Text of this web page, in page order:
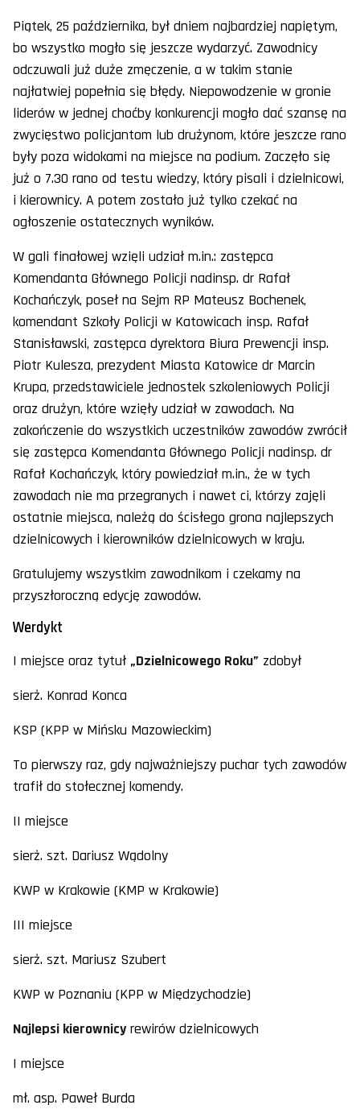
Piątek, 25 października, był dniem najbardziej napiętym,
bo wszystko mogło się jeszcze wydarzyć. Zawodnicy
odczuwali już duże zmęczenie, a w takim stanie
najłatwiej popełnia się błędy. Niepowodzenie w gronie
liderów w jednej choćby konkurencji mogło dać szansę na
zwycięstwo policjantom lub drużynom, które jeszcze rano
były poza widokami na miejsce na podium. Zaczęło się
już o 7.30 rano od testu wiedzy, który pisali i dzielnicowi,
i kierownicy. A potem zostało już tylko czekać na
ogłoszenie ostatecznych wyników.
W gali finałowej wzięli udział m.in.: zastępca
Komendanta Głównego Policji nadinsp. dr Rafał
Kochańczyk, poseł na Sejm RP Mateusz Bochenek,
komendant Szkoły Policji w Katowicach insp. Rafał
Stanisławski, zastępca dyrektora Biura Prewencji insp.
Piotr Kulesza, prezydent Miasta Katowice dr Marcin
Krupa, przedstawiciele jednostek szkoleniowych Policji
oraz drużyn, które wzięły udział w zawodach. Na
zakończenie do wszystkich uczestników zawodów zwrócił
się zastępca Komendanta Głównego Policji nadinsp. dr
Rafał Kochańczyk, który powiedział m.in., że w tych
zawodach nie ma przegranych i nawet ci, którzy zajęli
ostatnie miejsca, należą do ścisłego grona najlepszych
dzielnicowych i kierowników dzielnicowych w kraju.
Gratulujemy wszystkim zawodnikom i czekamy na
przyszłoroczną edycję zawodów.
Werdykt
I miejsce oraz tytuł „Dzielnicowego Roku” zdobył
sierż. Konrad Konca
KSP (KPP w Mińsku Mazowieckim)
To pierwszy raz, gdy najważniejszy puchar tych zawodów
trafił do stołecznej komendy.
II miejsce
sierż. szt. Dariusz Wądolny
KWP w Krakowie (KMP w Krakowie)
III miejsce
sierż. szt. Mariusz Szubert
KWP w Poznaniu (KPP w Międzychodzie)
Najlepsi kierownicyrewirów dzielnicowych
I miejsce
mł. asp. Paweł Burda